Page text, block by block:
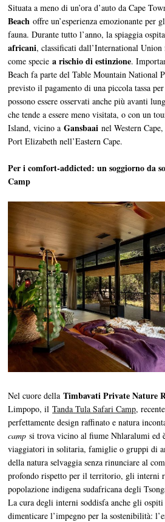
Situata a meno di un’ora d’auto da Cape
Beach offre un’esperienza emozionante per
fauna. Durante tutto l’anno, la spiaggia ospita
africani, classificati dall’International
come speciea rischio di estinzione.
Beach fa parte del Table Mountain National
previsto il pagamento di una piccola tassa
possono essere osservati anche più avanti
che tende a essere meno visitata, o con un
Island, vicino aGansbaai nel Western
Port Elizabeth nell’Eastern Cape.
Per i comfort-addicted: un soggiorno da
Camp
Nel cuore dellaTimbavati Private Nature
Limpopo, ilTanda Tula Safari Camp,
perfettamente design raffinato e natura
camp si trova vicino al fiume Nhlaralumi ed
viaggiatori in solitaria, famiglie o gruppi di
della natura selvaggia senza rinunciare al
profondo rispetto per il territorio, gli interni
popolazione indigena sudafricana degli
La cura degli interni soddisfa anche gli ospiti
dimenticare l’impegno per la sostenibilità: